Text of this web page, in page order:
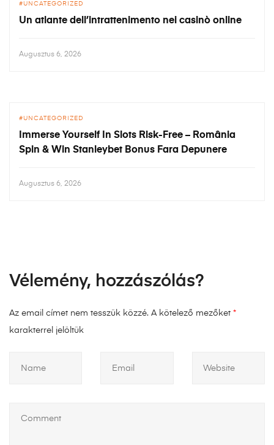
UNCATEGORIZED
Un atlante dell’intrattenimento nei casinò online
Augusztus 6, 2026
UNCATEGORIZED
Immerse Yourself In Slots Risk-Free – România
Spin & Win Stanleybet Bonus Fara Depunere
Augusztus 6, 2026
Vélemény, hozzászólás?
Az email címet nem tesszük közzé. A kötelező mezőket *
karakterrel jelöltük